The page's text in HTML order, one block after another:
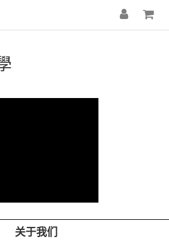
关于我们